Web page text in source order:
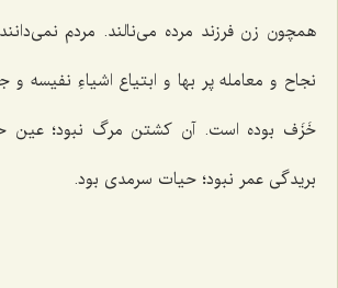
همچون زن فرزند مرده می‌نالند. مردم
نجاح و معامله پر بها و ابتیاع اشیاءِ نفیسه و
خَزَف بوده است. آن کشتن مرگ نبود؛ عین
بریدگی عمر نبود؛ حیات سرمدی بود.